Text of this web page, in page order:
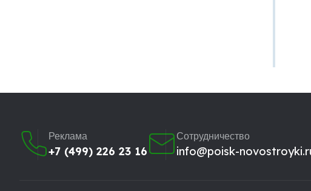
Реклама
+7 (499) 226 23 16
Сотрудничество
info@poisk-